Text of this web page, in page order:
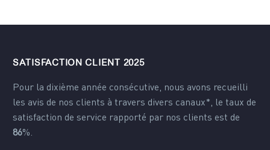
SATISFACTION CLIENT 2025
Pour la dixième année consécutive, nous avons recueilli
les avis de nos clients à travers divers canaux*, le taux de
satisfaction de service rapporté par nos clients est de
86%.